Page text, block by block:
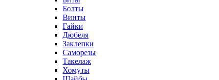
Болты
Винты
Гайки
Дюбеля
Заклепки
Саморезы
Такелаж
Хомуты